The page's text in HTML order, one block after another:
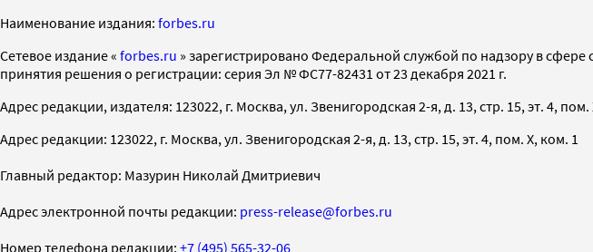
Наименование издания: forbes.ru
Cетевое издание « forbes.ru » зарегистрировано Федеральной службой по надзору в
принятия решения о регистрации: серия Эл № ФС77-82431 от 23 декабря 2021 г.
Адрес редакции, издателя: 123022, г. Москва, ул. Звенигородская 2-я, д. 13, стр. 15, эт. 4, пом.
Адрес редакции: 123022, г. Москва, ул. Звенигородская 2-я, д. 13, стр. 15, эт. 4, пом. X, ком. 1
Главный редактор: Мазурин Николай Дмитриевич
Адрес электронной почты редакции: press-release@forbes.ru
Номер телефона редакции: +7 (495) 565-32-06